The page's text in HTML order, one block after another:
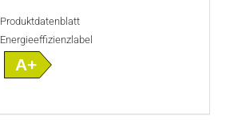
Produktdatenblatt
Energieeffizienzlabel
A+